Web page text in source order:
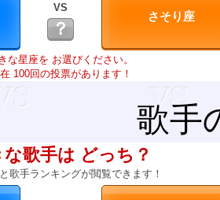
VS
？
な星座を お選びください。
100回の投票があります！
歌手
な歌手は どっち？
歌手ランキングが閲覧できます！